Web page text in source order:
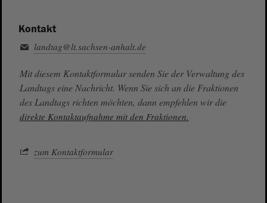
Kontakt
landtag@lt.sachsen-anhalt.de
Mit diesem Kontaktformular senden Sie der Verwaltung des
Landtags eine Nachricht. Wenn Sie sich an die Fraktionen
des Landtags richten möchten, dann empfehlen wir die
direkte Kontaktaufnahme mit den Fraktionen.
zum Kontaktformular